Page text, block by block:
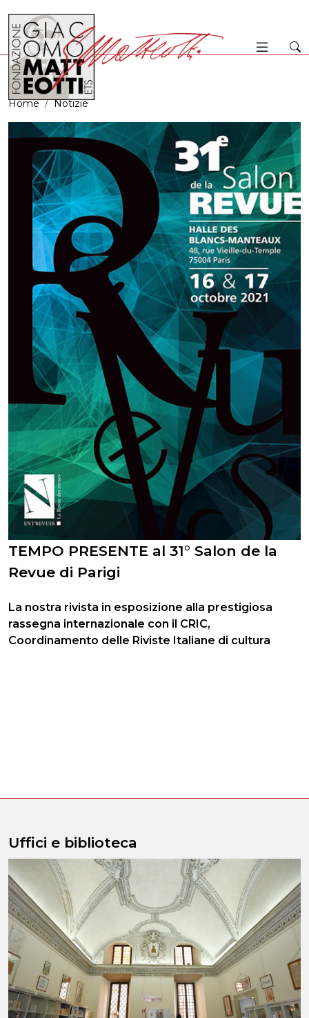
Home Notizie
TEMPO PRESENTE al 31° Salon de la
Revue di Parigi
La nostra rivista in esposizione alla prestigiosa
rassegna internazionale con il CRIC,
Coordinamento delle Riviste Italiane di cultura
Uffici e biblioteca